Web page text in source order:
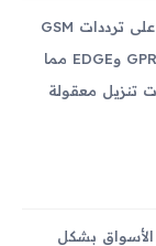
يدعم جهاز Samsung S720i تقنية GSM ويعمل على ترددات GSM
900 / 1800 / 1900. كما يدعم الجهاز تقنيتي GPRS وEDGE مما
تنزيل معقولة
إصداره في الأسواق بشكل